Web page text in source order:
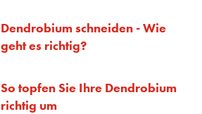
Dendrobium schneiden - Wie
geht es richtig?
So topfen Sie Ihre Dendrobium
richtig um